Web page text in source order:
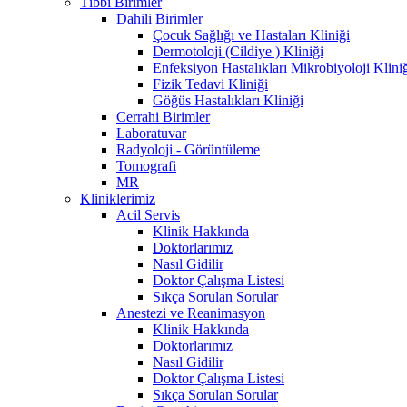
Dahili Birimler
Çocuk Sağlığı ve Hastaları Kliniği
Dermotoloji (Cildiye ) Kliniği
Enfeksiyon Hastalıkları Mikrobiyoloji
Fizik Tedavi Kliniği
Göğüs Hastalıkları Kliniği
Cerrahi Birimler
Laboratuvar
Radyoloji - Görüntüleme
Tomografi
MR
Kliniklerimiz
Acil Servis
Klinik Hakkında
Doktorlarımız
Nasıl Gidilir
Doktor Çalışma Listesi
Sıkça Sorulan Sorular
Anestezi ve Reanimasyon
Klinik Hakkında
Doktorlarımız
Nasıl Gidilir
Doktor Çalışma Listesi
Sıkça Sorulan Sorular